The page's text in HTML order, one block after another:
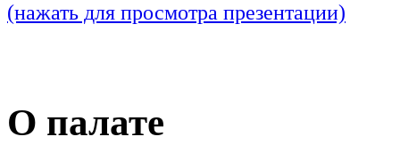
(нажать для просмотра презентации)
О палате